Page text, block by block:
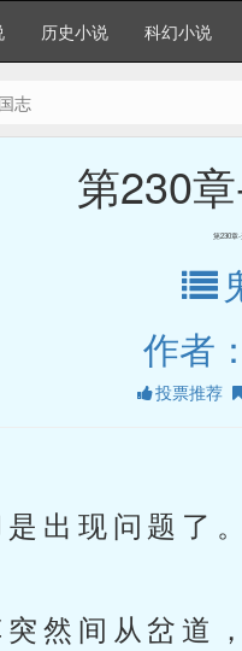
历史小说 科幻小说
志
第230
第230章
作者
投票推荐
出现问题了。
然间从岔道